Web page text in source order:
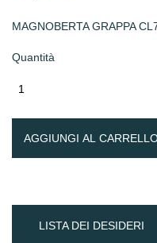
MAGNOBERTA GRAPPA
Quantità
AGGIUNGI AL
LISTA DEI DESIDERI